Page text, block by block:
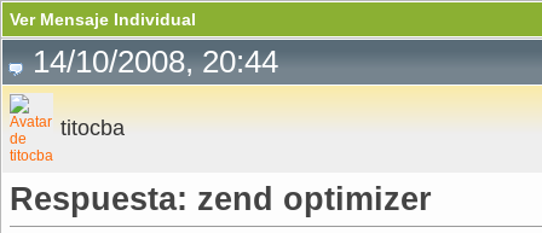
Ver Mensaje Individual
14/10/2008, 20:44
titocba
Respuesta: zend optimizer